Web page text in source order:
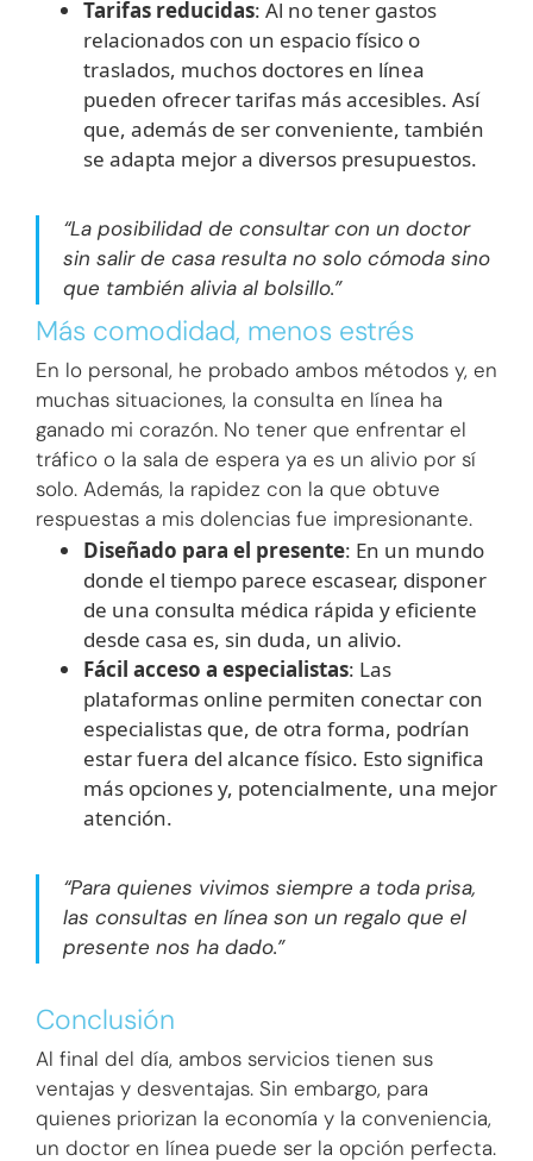
Tarifas reducidas: Al no tener gastos
relacionados con un espacio físico o
traslados, muchos doctores en línea
pueden ofrecer tarifas más accesibles. Así
que, además de ser conveniente, también
se adapta mejor a diversos presupuestos.
“La posibilidad de consultar con un doctor
sin salir de casa resulta no solo cómoda sino
que también alivia al bolsillo.”
Más comodidad, menos estrés
En lo personal, he probado ambos métodos y, en
muchas situaciones, la consulta en línea ha
ganado mi corazón. No tener que enfrentar el
tráfico o la sala de espera ya es un alivio por sí
solo. Además, la rapidez con la que obtuve
respuestas a mis dolencias fue impresionante.
Diseñado para el presente: En un mundo
donde el tiempo parece escasear, disponer
de una consulta médica rápida y eficiente
desde casa es, sin duda, un alivio.
Fácil acceso a especialistas: Las
plataformas online permiten conectar con
especialistas que, de otra forma, podrían
estar fuera del alcance físico. Esto significa
más opciones y, potencialmente, una mejor
atención.
“Para quienes vivimos siempre a toda prisa,
las consultas en línea son un regalo que el
presente nos ha dado.”
Conclusión
Al final del día, ambos servicios tienen sus
ventajas y desventajas. Sin embargo, para
quienes priorizan la economía y la conveniencia,
un doctor en línea puede ser la opción perfecta.